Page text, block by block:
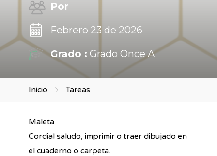
Por
Febrero 23 de 2026
Grado : Grado Once A
Inicio Tareas
Maleta
Cordial saludo, imprimir o traer dibujado en
el cuaderno o carpeta.